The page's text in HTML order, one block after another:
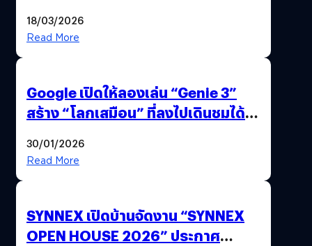
18/03/2026
Read More
Google เปิดให้ลองเล่น “Genie 3”
สร้าง “โลกเสมือน” ที่ลงไปเดินชมได้
30/01/2026
Read More
SYNNEX เปิดบ้านจัดงาน “SYNNEX
OPEN HOUSE 2026” ประกาศ